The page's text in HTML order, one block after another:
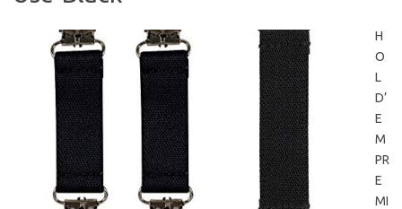
H
O
L
D’
E
M
PR
E
MI